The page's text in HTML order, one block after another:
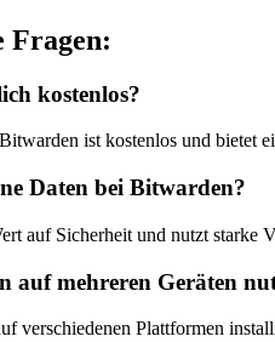
Fragen:
kostenlos?
ist kostenlos und bietet
Daten bei Bitwarden?
auf Sicherheit und nutzt starke
auf mehreren Geräten
verschiedenen Plattformen